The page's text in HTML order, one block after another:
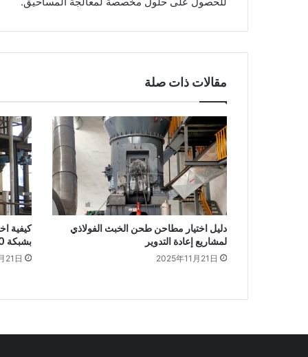
مقالات ذات صلة
دليل اختيار مطاحن طحن الخبث الفولاذي
لمشاريع إعادة التدوير
2025年11月21日
كيفية
بشبكة 200 مش
21日